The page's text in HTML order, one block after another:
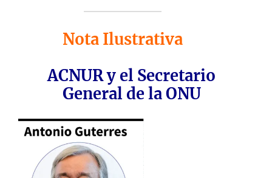
Nota Ilustrativa
ACNUR y el Secretario
General de la ONU